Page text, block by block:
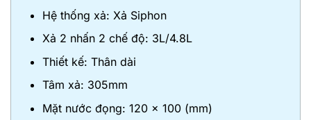
Hệ thống xả: Xả Siphon
Xả 2 nhấn 2 chế độ: 3L/4.8L
Thiết kế: Thân dài
Tâm xả: 305mm
Mặt nước đọng: 120 x 100 (mm)